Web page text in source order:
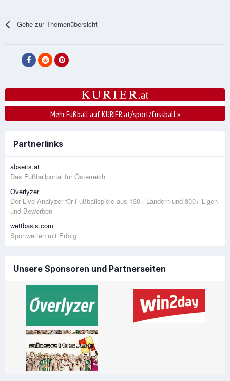
Gehe zur Themenübersicht
Mehr Fußball auf KURIER.at/sport/fussball»
Partnerlinks
abseits.at
Das Fußballportal für Österreich
Overlyzer
Der Live-Analyzer für Fußballspiele aus 130+ Ländern und 800+ Ligen
und Bewerben
wettbasis.com
Sportwetten mit Erfolg
Unsere Sponsoren und Partnerseiten